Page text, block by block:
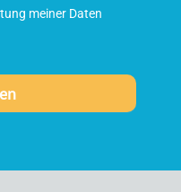
meiner Daten